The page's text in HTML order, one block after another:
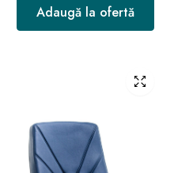
Adaugă la ofertă